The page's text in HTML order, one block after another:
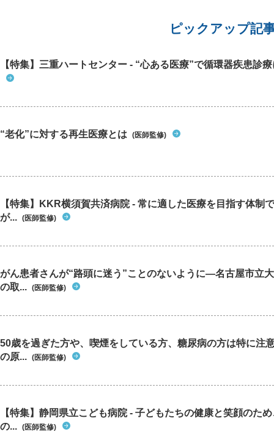
ピックアップ記
【特集】三重ハートセンター - “心ある医療”で循環器疾患診
“老化”に対する再生医療とは (医師監修)
【特集】KKR横須賀共済病院 - 常に適した医療を目指す体制
が... (医師監修)
がん患者さんが“路頭に迷う”ことのないように―名古屋市立
の取... (医師監修)
50歳を過ぎた方や、喫煙をしている方、糖尿病の方は特に注
の原... (医師監修)
【特集】静岡県立こども病院 - 子どもたちの健康と笑顔のた
の... (医師監修)